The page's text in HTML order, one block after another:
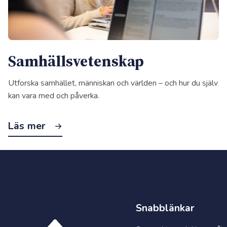
Samhälls­vetenskap
Utforska samhället, människan och världen – och hur du själv
kan vara med och påverka.
Läs mer
Snabblänkar